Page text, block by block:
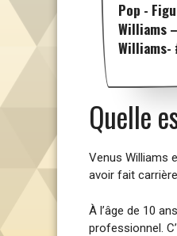
Pop -
Williams
Williams-
Quelle
Venus Williams
avoir fait
À l’âge de 10
professionnel.